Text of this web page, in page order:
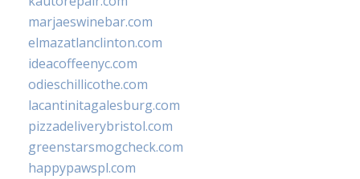
marjaeswinebar.com
elmazatlanclinton.com
ideacoffeenyc.com
odieschillicothe.com
lacantinitagalesburg.com
pizzadeliverybristol.com
greenstarsmogcheck.com
happypawspl.com